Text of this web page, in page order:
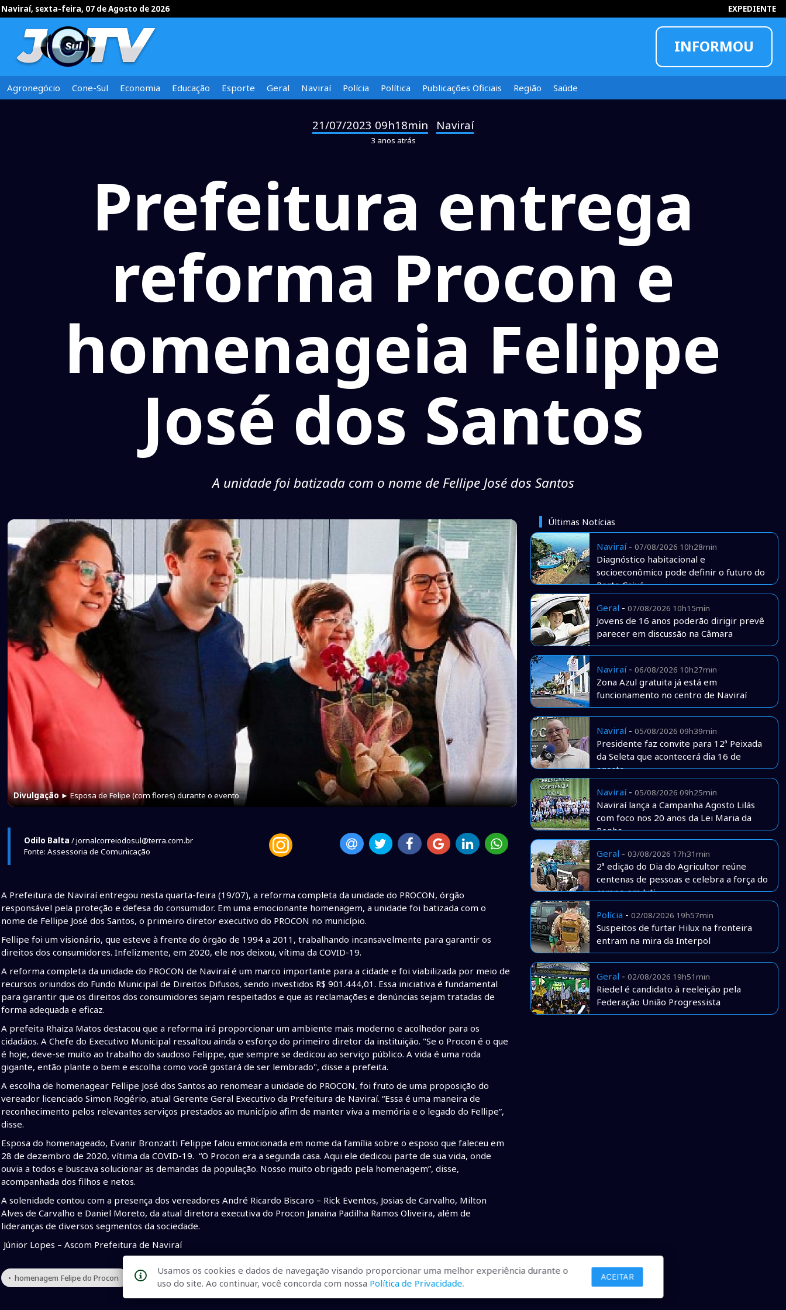
Naviraí, sexta-feira, 07 de Agosto de 2026 EXPEDIENTE
INFORMOU
Agronegócio Cone-Sul Economia Educação Esporte Geral Naviraí Polícia Política Publicações Oficiais Região Saúde
21/07/2023 09h18min Naviraí
3 anos atrás
Prefeitura entrega
reforma Procon e
homenageia Felippe
José dos Santos
A unidade foi batizada com o nome de Fellipe José dos Santos
Divulgação► Esposa de Felipe (com flores) durante o evento
Odilo Balta / jornalcorreiodosul@terra.com.br
Fonte: Assessoria de Comunicação
A Prefeitura de Naviraí entregou nesta quarta-feira (19/07), a reforma completa da unidade do PROCON, órgão
responsável pela proteção e defesa do consumidor. Em uma emocionante homenagem, a unidade foi batizada com o
nome de Fellipe José dos Santos, o primeiro diretor executivo do PROCON no município.
Fellipe foi um visionário, que esteve à frente do órgão de 1994 a 2011, trabalhando incansavelmente para garantir os
direitos dos consumidores. Infelizmente, em 2020, ele nos deixou, vítima da COVID-19.
A reforma completa da unidade do PROCON de Naviraí é um marco importante para a cidade e foi viabilizada por meio de
recursos oriundos do Fundo Municipal de Direitos Difusos, sendo investidos R$ 901.444,01. Essa iniciativa é fundamental
para garantir que os direitos dos consumidores sejam respeitados e que as reclamações e denúncias sejam tratadas de
forma adequada e eficaz.
A prefeita Rhaiza Matos destacou que a reforma irá proporcionar um ambiente mais moderno e acolhedor para os
cidadãos. A Chefe do Executivo Municipal ressaltou ainda o esforço do primeiro diretor da instituição. "Se o Procon é o que
é hoje, deve-se muito ao trabalho do saudoso Felippe, que sempre se dedicou ao serviço público. A vida é uma roda
gigante, então plante o bem e escolha como você gostará de ser lembrado", disse a prefeita.
A escolha de homenagear Fellipe José dos Santos ao renomear a unidade do PROCON, foi fruto de uma proposição do
vereador licenciado Simon Rogério, atual Gerente Geral Executivo da Prefeitura de Naviraí. “Essa é uma maneira de
reconhecimento pelos relevantes serviços prestados ao município afim de manter viva a memória e o legado do Fellipe”,
disse.
Esposa do homenageado, Evanir Bronzatti Felippe falou emocionada em nome da família sobre o esposo que faleceu em
28 de dezembro de 2020, vítima da COVID-19. “O Procon era a segunda casa. Aqui ele dedicou parte de sua vida, onde
ouvia a todos e buscava solucionar as demandas da população. Nosso muito obrigado pela homenagem”, disse,
acompanhada dos filhos e netos.
A solenidade contou com a presença dos vereadores André Ricardo Biscaro – Rick Eventos, Josias de Carvalho, Milton
Alves de Carvalho e Daniel Moreto, da atual diretora executiva do Procon Janaina Padilha Ramos Oliveira, além de
lideranças de diversos segmentos da sociedade.
Júnior Lopes – Ascom Prefeitura de Naviraí
• homenagem Felipe do Procon • Procon de Naviraí • reforma sede do procon
Últimas Notícias
Naviraí- 07/08/2026 10h28min
Diagnóstico habitacional e
socioeconômico pode definir o futuro do
Porto Caiuá
Geral - 07/08/2026 10h15min
Jovens de 16 anos poderão dirigir prevê
parecer em discussão na Câmara
Naviraí- 06/08/2026 10h27min
Zona Azul gratuita já está em
funcionamento no centro de Naviraí
Naviraí- 05/08/2026 09h39min
Presidente faz convite para 12ª Peixada
da Seleta que acontecerá dia 16 de
agosto
Naviraí- 05/08/2026 09h25min
Naviraí lança a Campanha Agosto Lilás
com foco nos 20 anos da Lei Maria da
Penha
Geral - 03/08/2026 17h31min
2ª edição do Dia do Agricultor reúne
centenas de pessoas e celebra a força do
campo em Juti
Polícia - 02/08/2026 19h57min
Suspeitos de furtar Hilux na fronteira
entram na mira da Interpol
Geral - 02/08/2026 19h51min
Riedel é candidato à reeleição pela
Federação União Progressista
Usamos os cookies e dados de navegação visando proporcionar uma melhor experiência durante o
uso do site. Ao continuar, você concorda com nossa Política de Privacidade.
ACEITAR